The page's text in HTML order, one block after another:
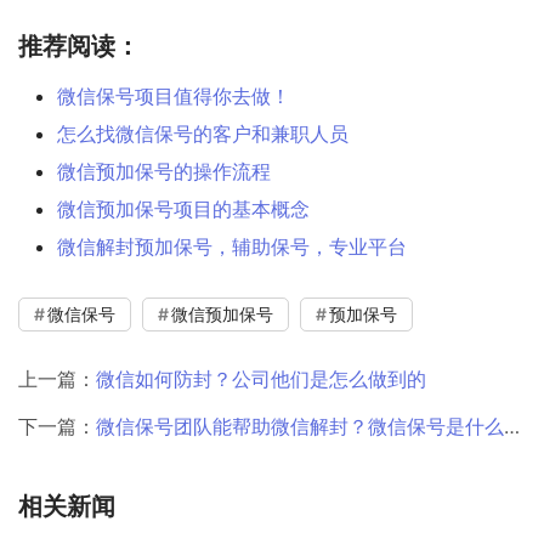
推荐阅读：
微信保号项目值得你去做！
怎么找微信保号的客户和兼职人员
微信预加保号的操作流程
微信预加保号项目的基本概念
微信解封预加保号，辅助保号，专业平台
微信保号 微信预加保号 预加保号
上一篇： 微信如何防封？公司他们是怎么做到的
下一篇： 微信保号团队能帮助微信解封？微信保号是什么意思？
相关新闻